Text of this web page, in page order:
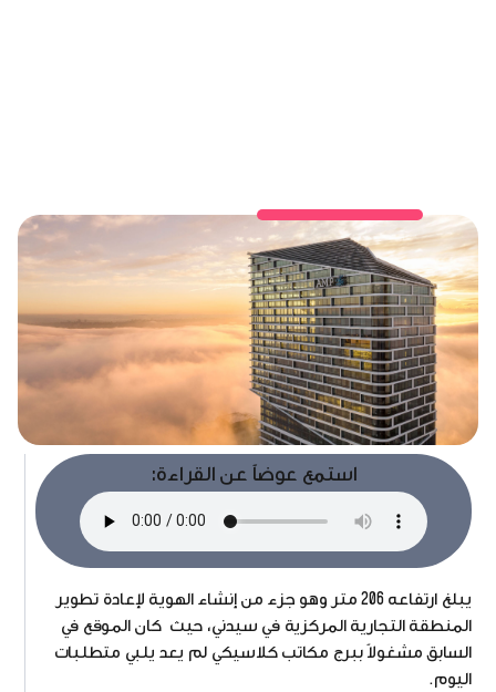
استمع عوضاً عن القراءة:
يبلغ ارتفاعه 206 متر وهو جزء من إنشاء الهوية لإعادة تطوير
المنطقة التجارية المركزية في سيدني، حيث كان الموقع في
السابق مشغولاً ببرج مكاتب كلاسيكي لم يعد يلبي متطلبات
اليوم.